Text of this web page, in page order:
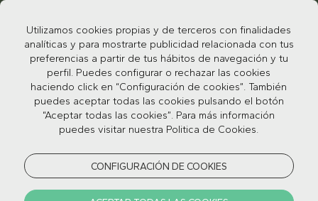
Utilizamos cookies propias y de terceros con finalidades
analíticas y para mostrarte publicidad relacionada con tus
preferencias a partir de tus hábitos de navegación y tu
perfil. Puedes configurar o rechazar las cookies
haciendo click en “Configuración de cookies”. También
puedes aceptar todas las cookies pulsando el botón
“Aceptar todas las cookies”. Para más información
puedes visitar nuestra Politica de Cookies.
CONFIGURACIÓN DE COOKIES